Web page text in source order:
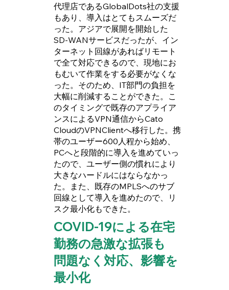
代理店であるGlobalDots社の支援
もあり、導入はとてもスムーズだ
った。アジアで展開を開始した
SD-WANサービスだったが、イン
ターネット回線があればリモート
で全て対応できるので、現地にお
もむいて作業をする必要がなくな
った。そのため、IT部門の負担を
大幅に削減することができた。こ
のタイミングで既存のアプライア
ンスによるVPN通信からCato
CloudのVPNClientへ移行した。携
帯のユーザー600人程から始め、
PCへと段階的に導入を進めていっ
たので、ユーザー側の慣れにより
大きなハードルにはならなかっ
た。また、既存のMPLSへのサブ
回線として導入を進めたので、リ
スク最小化もできた。
COVID-19による在宅
勤務の急激な拡張も
問題なく対応、影響を
最小化